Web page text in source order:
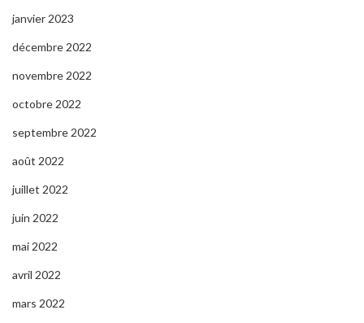
janvier 2023
décembre 2022
novembre 2022
octobre 2022
septembre 2022
août 2022
juillet 2022
juin 2022
mai 2022
avril 2022
mars 2022